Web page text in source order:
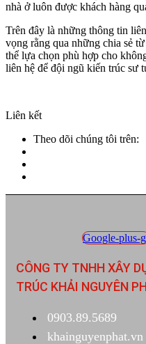
nhà ở luôn được khách hàng
Trên đây là những thông tin
vọng rằng qua những chia sẻ
thể lựa chọn phù hợp cho
liên hệ để đội ngũ kiến trúc sư
Liên kết
Theo dõi chúng tôi trên:
Google-plus-g
CÔNG TY TNHH XÂY
TRÚC KHẢI NGUYÊN
0903.89.5689
khainguyenphat.vn